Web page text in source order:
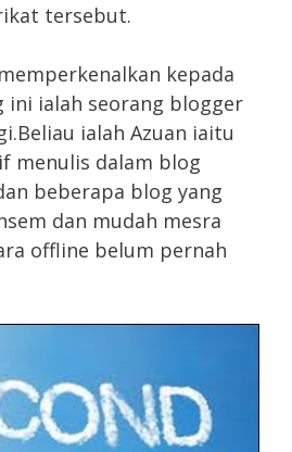
tersebut.
kepada
ini ialah seorang blogger
ialah Azuan iaitu
menulis dalam blog
beberapa blog yang
dan mudah mesra
offline belum pernah